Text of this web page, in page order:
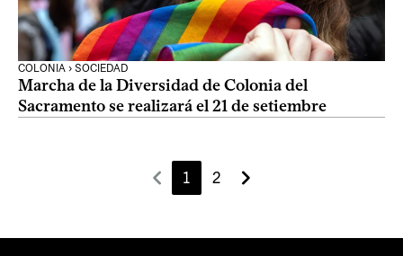
COLONIA › SOCIEDAD
Marcha de la Diversidad de Colonia del
Sacramento se realizará el 21 de setiembre
1 2